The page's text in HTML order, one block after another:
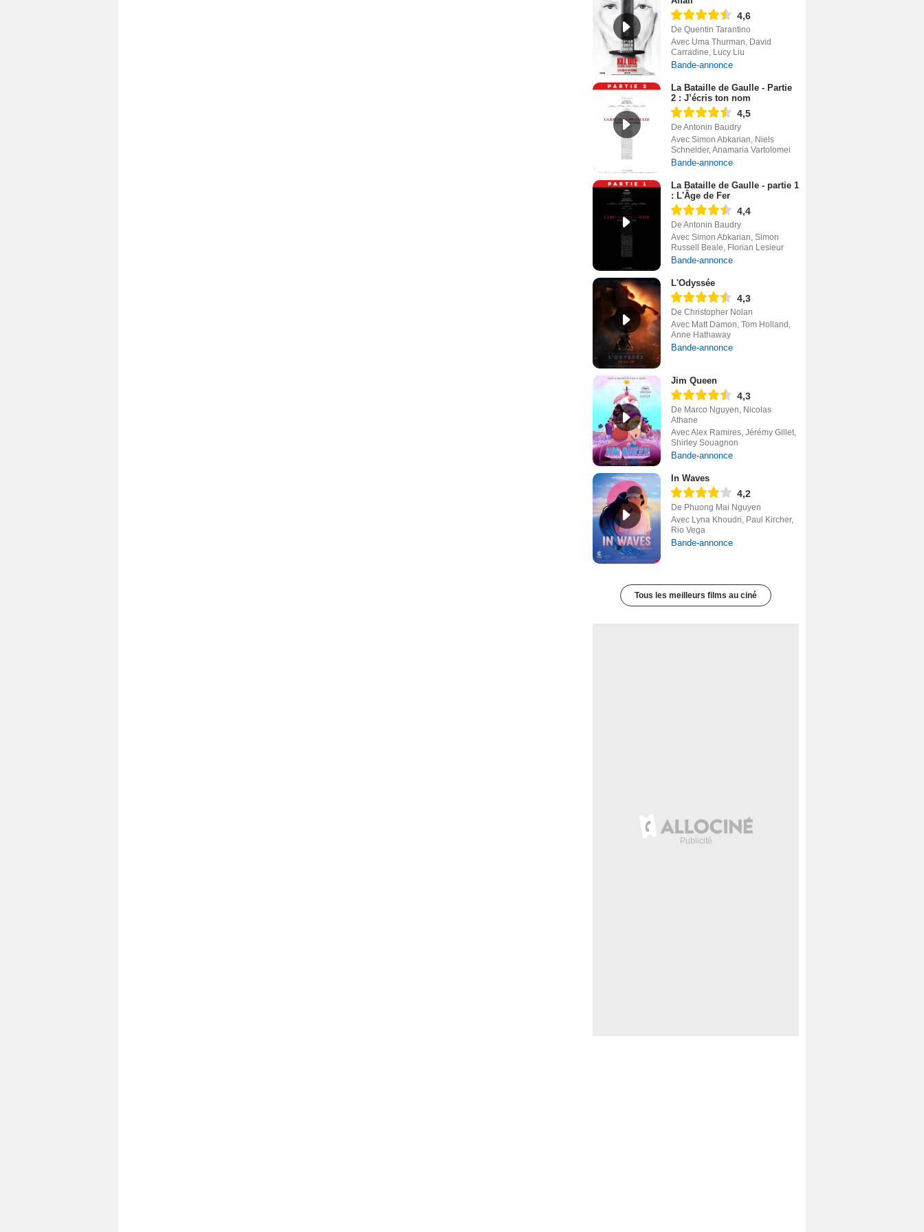
4,6
De Quentin Tarantino
Avec Uma Thurman, David
Carradine, Lucy Liu
Bande-annonce
La Bataille de Gaulle - Partie
2 : J’écris ton nom
4,5
De Antonin Baudry
Avec Simon Abkarian, Niels
Schneider, Anamaria Vartolomei
Bande-annonce
La Bataille de Gaulle - partie 1
: L'Âge de Fer
4,4
De Antonin Baudry
Avec Simon Abkarian, Simon
Russell Beale, Florian Lesieur
Bande-annonce
L'Odyssée
4,3
De Christopher Nolan
Avec Matt Damon, Tom Holland,
Anne Hathaway
Bande-annonce
Jim Queen
4,3
De Marco Nguyen, Nicolas
Athane
Avec Alex Ramires, Jérémy Gillet,
Shirley Souagnon
Bande-annonce
In Waves
4,2
De Phuong Mai Nguyen
Avec Lyna Khoudri, Paul Kircher,
Rio Vega
Bande-annonce
Tous les meilleurs films au ciné